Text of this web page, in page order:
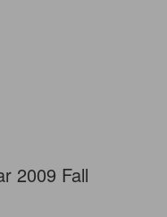
2009 Fall